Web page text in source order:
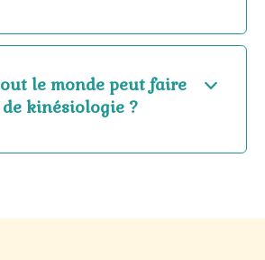
le monde peut faire
kinésiologie ?